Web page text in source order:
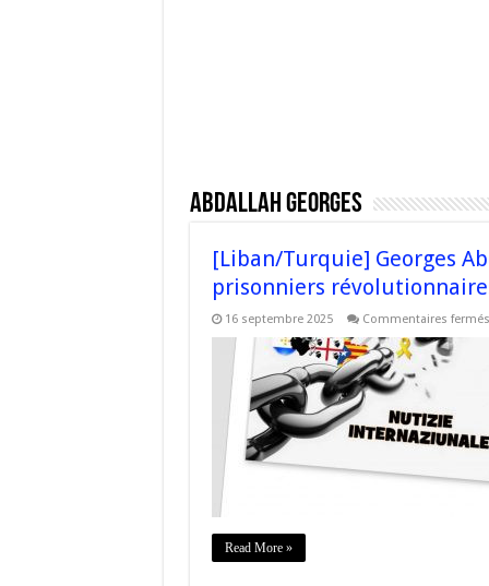
Abdallah Georges
[Liban/Turquie] Georges
prisonniers
16 septembre 2025 Commentaires fermés
Read More »